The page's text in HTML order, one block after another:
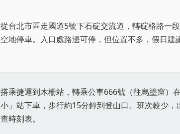
從台北市區走國道5號下石碇交流道，轉碇格路一
空地停車。入口處路邊可停，但位置不多，假日建
搭乘捷運到木柵站，轉乘公車666號（往烏塗窟）
小」站下車，步行約15分鐘到登山口。班次較少，
查時刻表。